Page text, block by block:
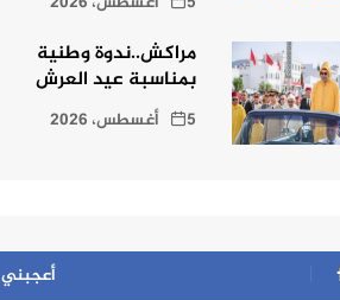
مراكش..ندوة وطنية
بمناسبة عيد العرش
5 أغسطس، 2026
أعجبني